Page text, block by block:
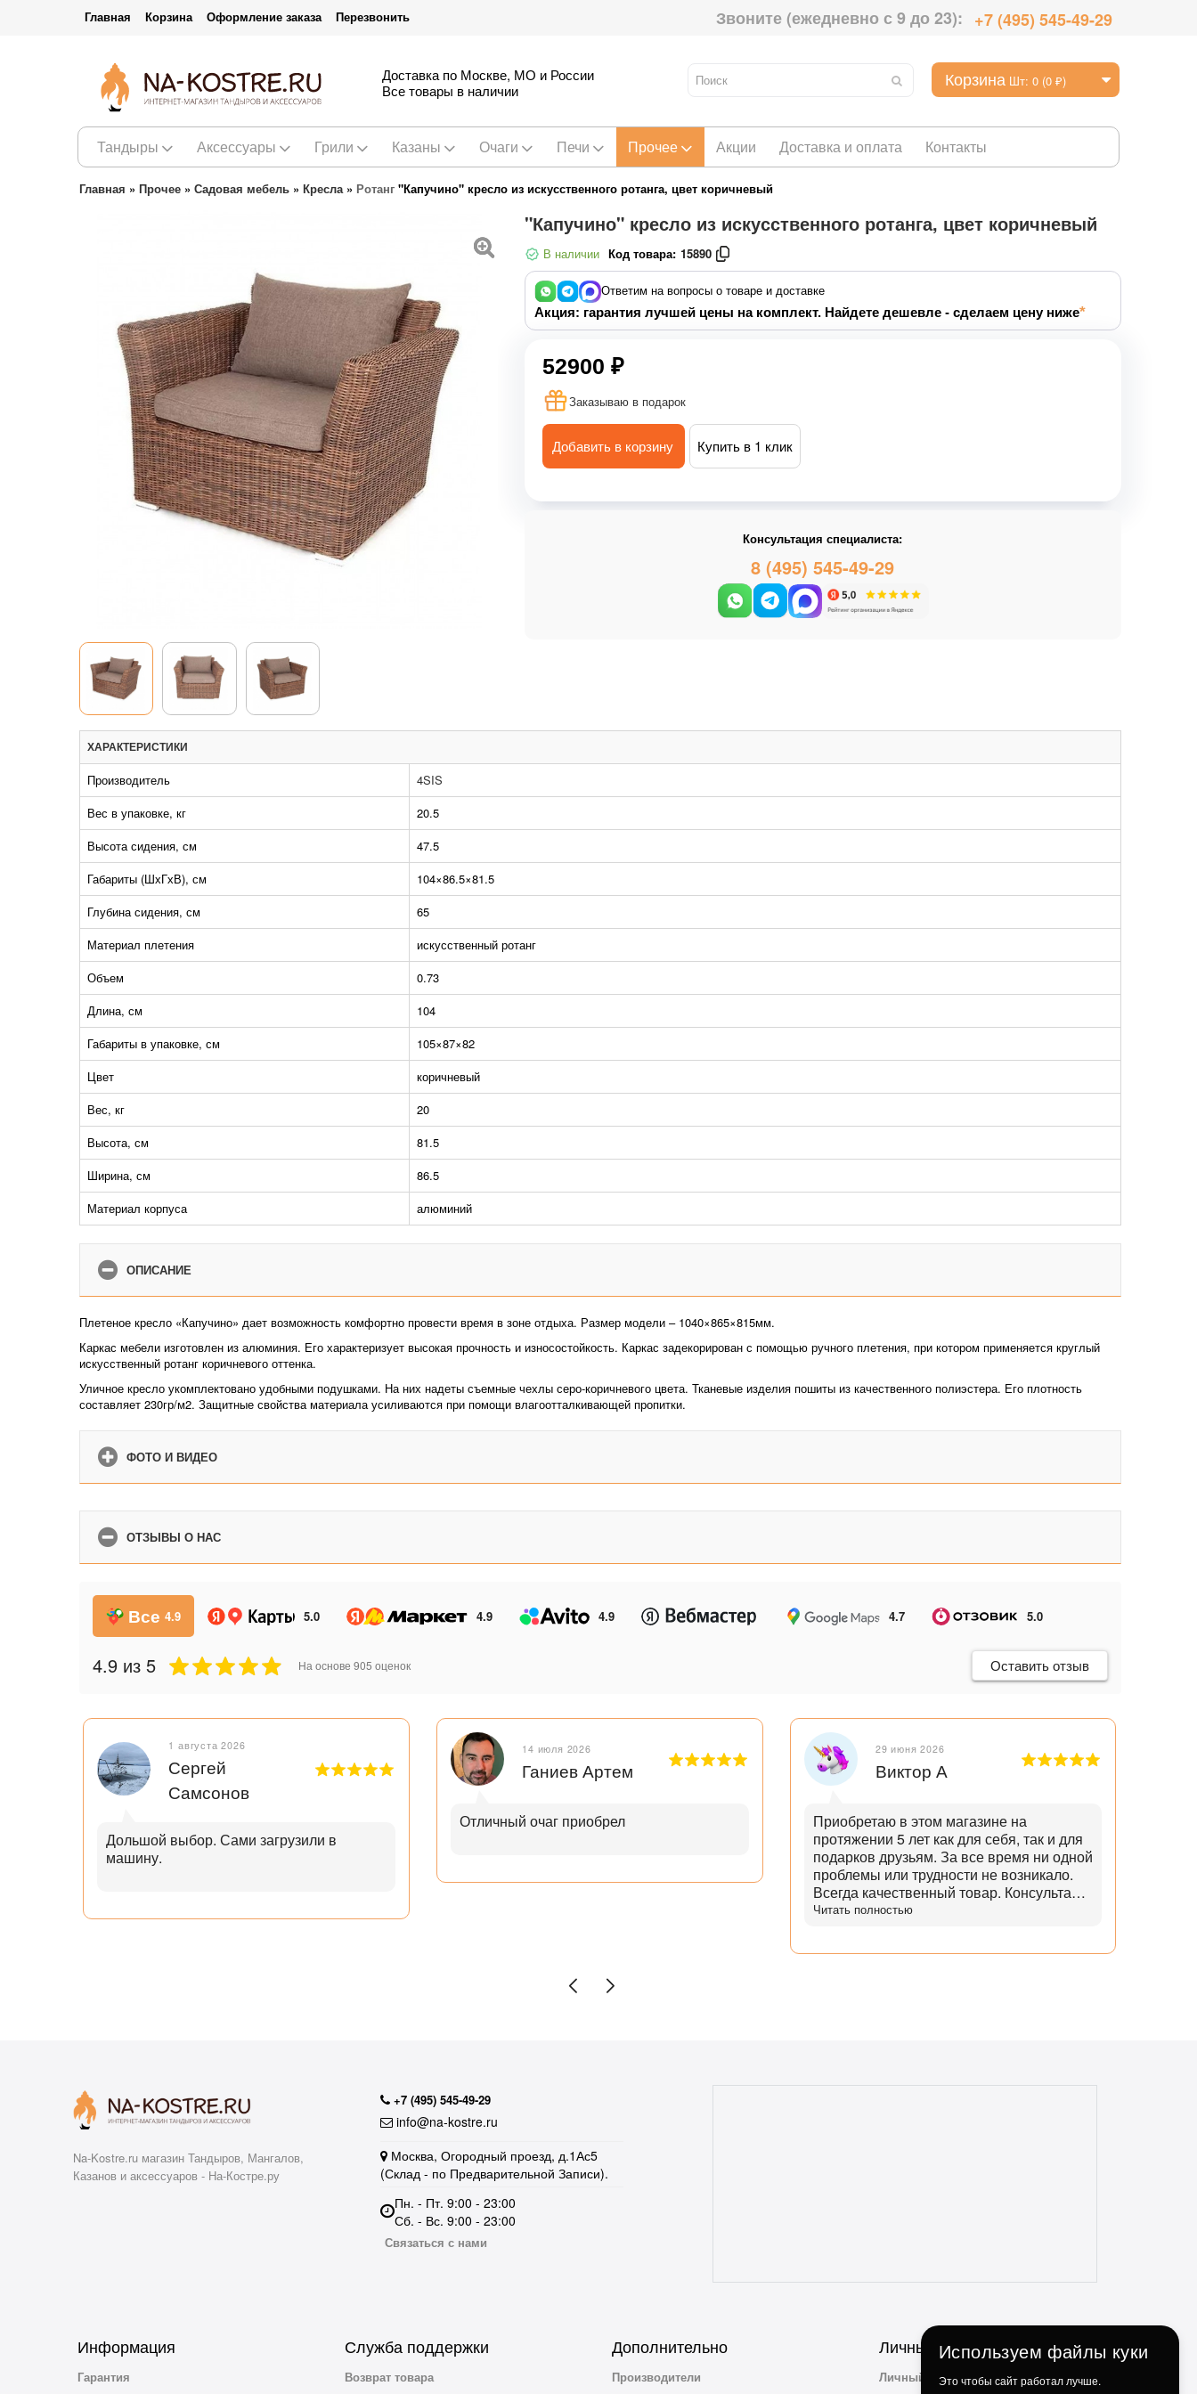
Главная Корзина Оформление заказа Перезвонить Звоните (ежедневно с 9 до 23): +7 (495) 545-49-29
Корзина Шт: 0 (0 ₽)
Доставка по Москве, МО и России
Все товары в наличии
Тандыры Аксессуары Грили Казаны Очаги Печи Прочее Акции Доставка и оплата Контакты
Главная » Прочее » Садовая мебель » Кресла » Ротанг "Капучино" кресло из искусственного ротанга, цвет коричневый
"Капучино" кресло из искусственного ротанга, цвет коричневый
В наличии Код товара: 15890
Ответим на вопросы о товаре и доставке
Акция: гарантия лучшей цены на комплект. Найдете дешевле - сделаем цену ниже
52900 ₽
Заказываю в подарок
Добавить в корзину Купить в 1 клик
Консультация специалиста:
8 (495) 545-49-29
ХАРАКТЕРИСТИКИ
Производитель
4SIS
Вес в упаковке, кг
20.5
Высота сидения, см
47.5
Габариты (ШхГхВ), см
104×86.5×81.5
Глубина сидения, см
65
Материал плетения
искусственный ротанг
Объем
0.73
Длина, см
104
Габариты в упаковке, см
105×87×82
Цвет
коричневый
Вес, кг
20
Высота, см
81.5
Ширина, см
86.5
Материал корпуса
алюминий
ОПИСАНИЕ
Плетеное кресло «Капучино» дает возможность комфортно провести время в зоне отдыха. Размер модели – 1040×865×815мм.
Каркас мебели изготовлен из алюминия. Его характеризует высокая прочность и износостойкость. Каркас задекорирован с помощью ручного плетения, при котором применяется круглый
искусственный ротанг коричневого оттенка.
Уличное кресло укомплектовано удобными подушками. На них надеты съемные чехлы серо-коричневого цвета. Тканевые изделия пошиты из качественного полиэстера. Его плотность
составляет 230гр/м2. Защитные свойства материала усиливаются при помощи влагоотталкивающей пропитки.
ФОТО И ВИДЕО
ОТЗЫВЫ О НАС
Все 4.9 5.0 4.9 4.9 4.7 5.0
4.9из 5 На основе 905 оценок Оставить отзыв
1 августа 2026
Сергей
Самсонов
Дольшой выбор. Сами загрузили в
машину.
14 июля 2026
Ганиев Артем
Отличный очаг приобрел
29 июня 2026
Виктор А
Приобретаю в этом магазине на
протяжении 5 лет как для себя, так и для
подарков друзьям. За все время ни одной
проблемы или трудности не возникало.
Всегда качественный товар. Консультант
помогает с выбором и советами. Советы
отзывчивые и опытные. Особенно
Читать полностью
Na-Kostre.ru магазин Тандыров, Мангалов,
Казанов и аксессуаров - На-Костре.ру
+7 (495) 545-49-29
info@na-kostre.ru
Москва, Огородный проезд, д.1Ас5
(Склад - по Предварительной Записи).
Пн. - Пт. 9:00 - 23:00
Сб. - Вс. 9:00 - 23:00
Связаться с нами
Информация
Гарантия
Служба поддержки
Возврат товара
Дополнительно
Производители
Личный Кабинет
Личный Кабинет
Используем файлы куки
Это чтобы сайт работал лучше.